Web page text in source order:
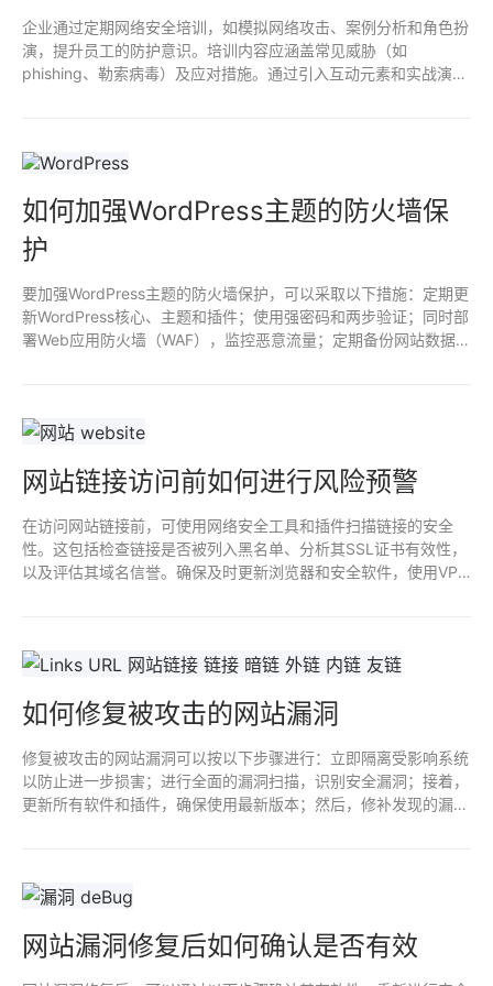
企业通过定期网络安全培训，如模拟网络攻击、案例分析和角色扮
演，提升员工的防护意识。培训内容应涵盖常见威胁（如
phishing、勒索病毒）及应对措施。通过引入互动元素和实战演
如何加强WordPress主题的防火墙保
护
要加强WordPress主题的防火墙保护，可以采取以下措施：定期更
新WordPress核心、主题和插件；使用强密码和两步验证；同时部
署Web应用防火墙（WAF），监控恶意流量；定期备份网站数据，
网站链接访问前如何进行风险预警
在访问网站链接前，可使用网络安全工具和插件扫描链接的安全
性。这包括检查链接是否被列入黑名单、分析其SSL证书有效性，
以及评估其域名信誉。确保及时更新浏览器和安全软件，使用VPN
如何修复被攻击的网站漏洞
修复被攻击的网站漏洞可以按以下步骤进行：立即隔离受影响系统
以防止进一步损害；进行全面的漏洞扫描，识别安全漏洞；接着，
更新所有软件和插件，确保使用最新版本；然后，修补发现的漏
网站漏洞修复后如何确认是否有效